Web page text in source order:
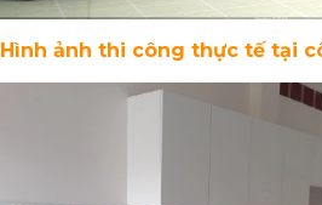
Hình ảnh thi công thực tế tại